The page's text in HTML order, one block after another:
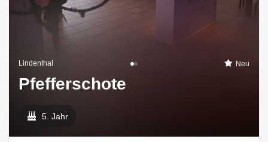
Lindenthal Neu
Pfefferschote
5. Jahr